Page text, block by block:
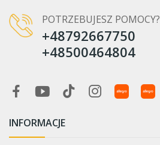
POTRZEBUJESZ POMOCY?
+48792667750
+48500464804
INFORMACJE